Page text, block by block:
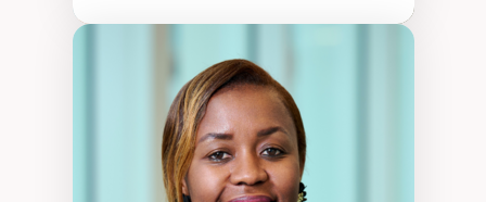
Les apports pédagogiques des théories de
l'affect, du posthumanisme, du féminisme
dans l'éducation aux sciences
L'apprentissage des sciences/STIM dans une
perspective socioécologique de care
L’insertion professionnelle des
enseignant.e.s